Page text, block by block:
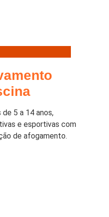
5 a 14 anos,
e esportivas com
de afogamento.